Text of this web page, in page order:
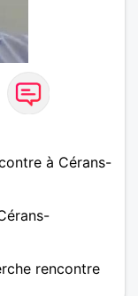
à Cérans-
rencontre